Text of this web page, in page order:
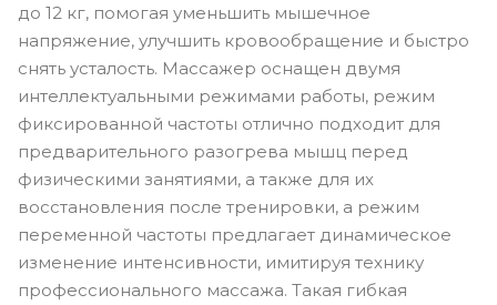
до 12 кг, помогая уменьшить мышечное
напряжение, улучшить кровообращение и быстро
снять усталость. Массажер оснащен двумя
интеллектуальными режимами работы, режим
фиксированной частоты отлично подходит для
предварительного разогрева мышц перед
физическими занятиями, а также для их
восстановления после тренировки, а режим
переменной частоты предлагает динамическое
изменение интенсивности, имитируя технику
профессионального массажа. Такая гибкая